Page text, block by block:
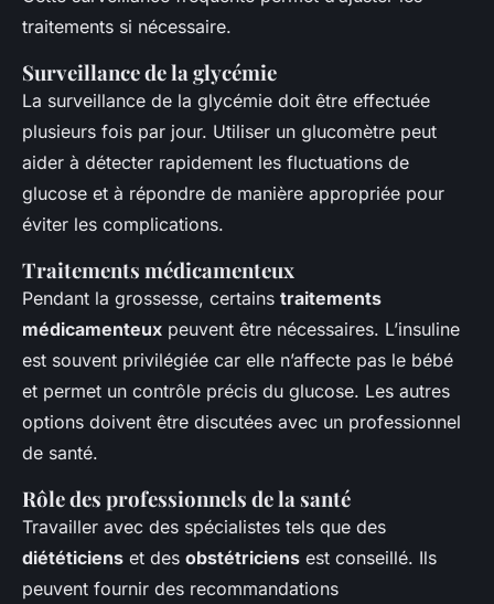
traitements si nécessaire.
Surveillance de la glycémie
La surveillance de la glycémie doit être effectuée
plusieurs fois par jour. Utiliser un glucomètre peut
aider à détecter rapidement les fluctuations de
glucose et à répondre de manière appropriée pour
éviter les complications.
Traitements médicamenteux
Pendant la grossesse, certains traitements
médicamenteux peuvent être nécessaires. L’insuline
est souvent privilégiée car elle n’affecte pas le bébé
et permet un contrôle précis du glucose. Les autres
options doivent être discutées avec un professionnel
de santé.
Rôle des professionnels de la santé
Travailler avec des spécialistes tels que des
diététiciens et des obstétriciens est conseillé. Ils
peuvent fournir des recommandations